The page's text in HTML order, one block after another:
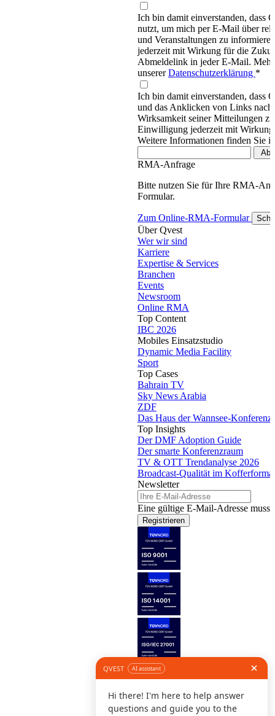
Ich bin damit einverstanden, dass
nutzt, um mich per E-Mail über
und Veranstaltungen zu
jederzeit mit Wirkung für die
Abmeldelink in jeder E-Mail.
unsererDatenschutzerklärung *
Ich bin damit einverstanden, dass
und das Anklicken von Links
Wirksamkeit seiner Mitteilungen
Einwilligung jederzeit mit
Weitere Informationen finden Sie
RMA-Anfrage
Bitte nutzen Sie für Ihre RMA-
Formular.
Zum Online-RMA-Formular
Über Qvest
Wer wir sind
Karriere
Expertise & Services
Branchen
Events
Newsroom
Online RMA
Top Content
IBC 2026
Mobiles Einsatzstudio
Dynamic Media Facility
Sport
Top Cases
Bahrain TV
Sky News Arabia
ZDF
Das Haus der Wannsee-Konferenz
Top Insights
Der DMF Adoption Guide
Der smarte Konferenzraum
TV & OTT Trendanalyse 2026
Broadcast-Qualität im Kofferformat
Newsletter
Eine gültige E-Mail-Adresse muss
Registrieren
Folge uns